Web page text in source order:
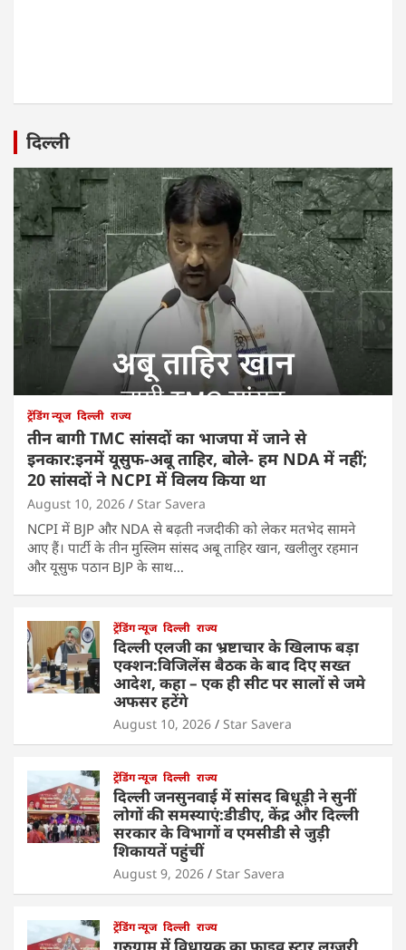
दिल्ली
ट्रेंडिंग न्यूज दिल्ली राज्य
तीन बागी TMC सांसदों का भाजपा में जाने से
इनकार:इनमें यूसुफ-अबू ताहिर, बोले- हम NDA में नहीं;
20 सांसदों ने NCPI में विलय किया था
August 10, 2026 Star Savera
NCPI में BJP और NDA से बढ़ती नजदीकी को लेकर मतभेद सामने
आए हैं। पार्टी के तीन मुस्लिम सांसद अबू ताहिर खान, खलीलुर रहमान
और यूसुफ पठान BJP के साथ…
ट्रेंडिंग न्यूज दिल्ली राज्य
दिल्ली एलजी का भ्रष्टाचार के खिलाफ बड़ा
एक्शन:विजिलेंस बैठक के बाद दिए सख्त
आदेश, कहा – एक ही सीट पर सालों से जमे
अफसर हटेंगे
August 10, 2026 Star Savera
ट्रेंडिंग न्यूज दिल्ली राज्य
दिल्ली जनसुनवाई में सांसद बिधूड़ी ने सुनीं
लोगों की समस्याएं:डीडीए, केंद्र और दिल्ली
सरकार के विभागों व एमसीडी से जुड़ी
शिकायतें पहुंचीं
August 9, 2026 Star Savera
ट्रेंडिंग न्यूज दिल्ली राज्य